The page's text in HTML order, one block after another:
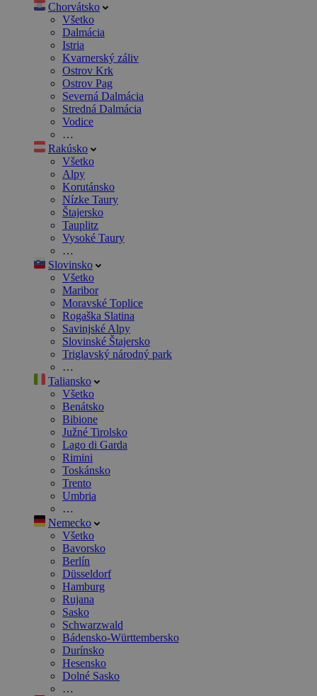
Chorvátsko
Všetko
Dalmácia
Istria
Kvarnerský záliv
Ostrov Krk
Ostrov Pag
Severná Dalmácia
Stredná Dalmácia
Vodice
…
Rakúsko
Všetko
Alpy
Korutánsko
Nízke Taury
Štajersko
Tauplitz
Vysoké Taury
…
Slovinsko
Všetko
Maribor
Moravské Toplice
Rogaška Slatina
Savinjské Alpy
Slovinské Štajersko
Triglavský národný park
…
Taliansko
Všetko
Benátsko
Bibione
Južné Tirolsko
Lago di Garda
Rimini
Toskánsko
Trento
Umbria
…
Nemecko
Všetko
Bavorsko
Berlín
Düsseldorf
Hamburg
Rujana
Sasko
Schwarzwald
Bádensko-Württembersko
Durínsko
Hesensko
Dolné Sasko
…